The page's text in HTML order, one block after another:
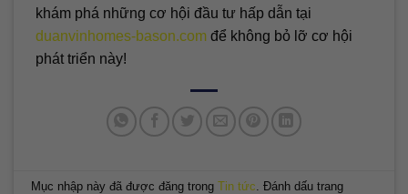
khám phá những cơ hội đầu tư hấp dẫn tại
duanvinhomes-bason.com để không bỏ lỡ cơ hội
phát triển này!
Mục nhập này đã được đăng trongTin tức . Đánh dấu trang